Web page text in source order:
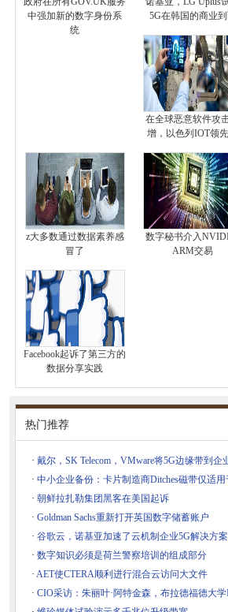
中强加新的数字身份系
统
5G在韩国的商业
在全球恶意软件攻
增，以色列IOT领
z大多数通过数据素养感
冒了
数字秘书介入
ARM交易
Facebook起诉了第三方的
数据分享实践
热门推荐
· 戴尔，SK Telecom，VMware将5G边缘带到企
· 中小企业备份：卡片制造商Ditches磁带仅适用
· 朝鲜拉扎勒集团黑客在美国起诉
· Goldman Sachs重新打开英国数字储蓄账户
· 谷歌云，诺基亚加速了云机制企业5G解决方
· 数字知识必须是荷兰警察培训的组成部分
· AET使CTERA顺利进行混合云访问大文件
· CIO采访：朱丽叶·阿特金森，布拉德福德大